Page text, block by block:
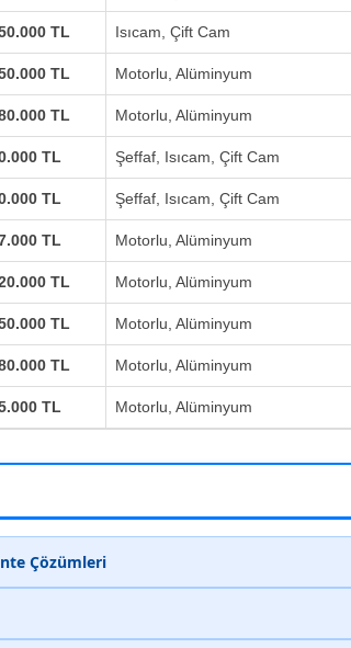
TL Isıcam, Çift Cam
TL Motorlu, Alüminyum
TL Motorlu, Alüminyum
TL Şeffaf, Isıcam, Çift Cam
TL Şeffaf, Isıcam, Çift Cam
TL Motorlu, Alüminyum
TL Motorlu, Alüminyum
TL Motorlu, Alüminyum
TL Motorlu, Alüminyum
TL Motorlu, Alüminyum
Çözümleri